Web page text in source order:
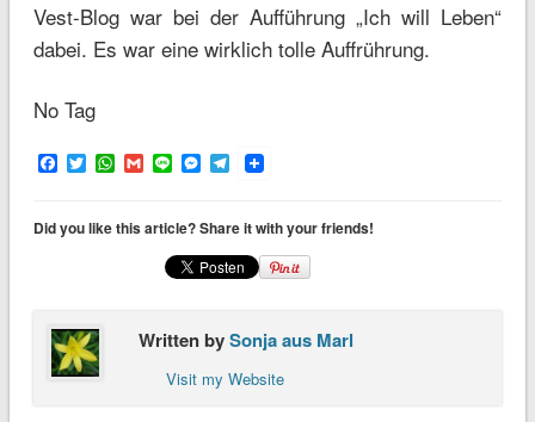
Vest-Blog war bei der Aufführung „Ich will Leben“
dabei. Es war eine wirklich tolle Auffrührung.
No Tag
Facebook
TwitterWhatsApp
Gmail
LineMessenger
Telegram
Did you like this article? Share it with your friends!
Written bySonja aus Marl
Visit my Website